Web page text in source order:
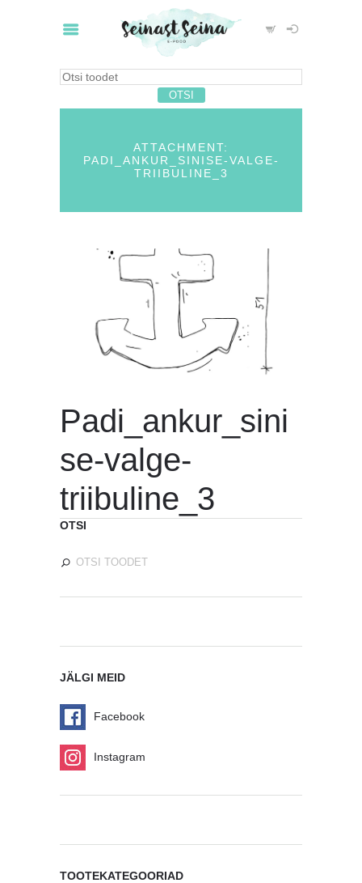
ATTACHMENT:
PADI_ANKUR_SINISE-VALGE-
TRIIBULINE_3
Padi_ankur_sini
se-valge-
triibuline_3
OTSI
JÄLGI MEID
Facebook
Instagram
TOOTEKATEGOORIAD